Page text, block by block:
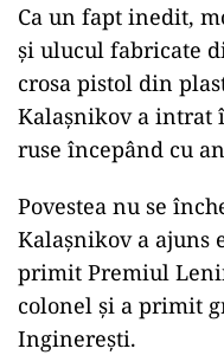
Ca un fapt inedit,
şi ulucul fabricate
crosa pistol din
Kalaşnikov a intrat
ruse începând cu
Povestea nu se
Kalașnikov a ajuns
primit Premiul
colonel şi a primit
Inginereşti.